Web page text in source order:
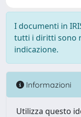
I documenti in
tutti i diritti sono
indicazione.
Informazioni
Utilizza questo